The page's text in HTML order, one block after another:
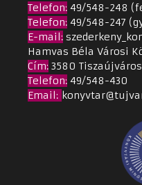
Telefon: 49/548-248
Telefon: 49/548-247
E-mail:
Hamvas Béla Városi
Cím: 3580
Telefon: 49/548-430
Email: